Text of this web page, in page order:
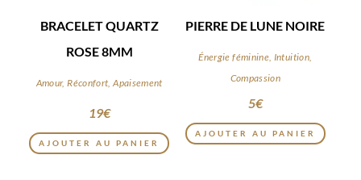
BRACELET QUARTZ
ROSE 8MM
Amour, Réconfort, Apaisement
19€
AJOUTER AU PANIER
PIERRE DE LUNE NOIRE
Énergie féminine, Intuition,
Compassion
5€
AJOUTER AU PANIER